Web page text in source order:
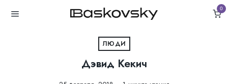
0
ЛЮДИ
Дэвид Кекич